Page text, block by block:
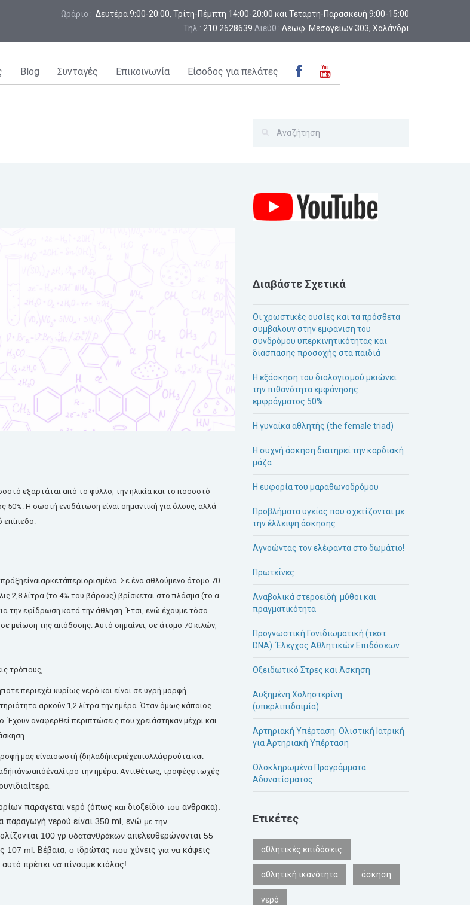
Ωράριο : Δευτέρα 9:00-20:00, Τρίτη-Πέμπτη 14:00-20:00 και Τετάρτη-Παρασκευή 9:00-15:00
Τηλ.: 210 2628639 Διεύθ.: Λεωφ. Μεσογείων 303, Χαλάνδρι
Blog Συνταγές Επικοινωνία Είσοδος για πελάτες
εξαρτάται από το φύλλο, την ηλικία και το ποσοστό
50%. Η σωστή ενυδάτωση είναι σημαντική για όλους, αλλά
επίπεδο.
πράξηείναιαρκετάπεριορισμένα. Σε ένα αθλούμενο άτομο 70
2,8 λίτρα (το 4% του βάρους) βρίσκεται στοπλάσμα (το α-
την εφίδρωση κατά την άθληση. Έτσι, ενώ έχουμε τόσο
σε μείωση της απόδοσης. Αυτό σημαίνει, σε άτομο 70 κιλών,
τρόπους,
περιεχέι κυρίως νερό και είναι σε υγρή μορφή.
αρκούν 1,2 λίτρα την ημέρα. Όταν όμως κάποιος
Έχουν αναφερθεί περιπτώσειςπου χρειάστηκαν μέχρι και
μας είναισωστή (δηλαδήπεριέχειπολλάφρούτα και
πάνωαπόέναλίτρο την ημέρα. Αντιθέτως, τροφέςφτωχές
ιδιαίτερα.
παράγεται νερό (όπως και διοξείδιο του άνθρακα).
παραγωγή νερού είναι 350 ml , ενώ με την
100 γρ υδατανθράκων απελευθερώνονται 55
107 ml. Βέβαια, ο ιδρώτας που χύνεις για να κάψεις
αυτό πρέπει να πίνουμε κιόλας!
Διαβάστε Σχετικά
Οι χρωστικές ουσίες και τα πρόσθετα
συμβάλουν στην εμφάνιση του
συνδρόμου υπερκινητικότητας και
διάσπασης προσοχής στα παιδιά
Η εξάσκηση του διαλογισμού μειώνει
την πιθανότητα εμφάνησης
εμφράγματος 50%
Η γυναίκα αθλητής (the female triad)
Η συχνή άσκηση διατηρεί την καρδιακή
μάζα
Η ευφορία του μαραθωνοδρόμου
Προβλήματα υγείας που σχετίζονται με
την έλλειψη άσκησης
Αγνοώντας τον ελέφαντα στο δωμάτιο!
Πρωτεΐνες
Αναβολικά στεροειδή: μύθοι και
πραγματικότητα
Προγνωστική Γονιδιωματική (τεστ
DNA): Έλεγχος Αθλητικών Επιδόσεων
Οξειδωτικό Στρες και Άσκηση
Αυξημένη Χοληστερίνη
(υπερλιπιδαιμία)
Αρτηριακή Υπέρταση: Ολιστική Ιατρική
για Αρτηριακή Υπέρταση
Ολοκληρωμένα Προγράμματα
Αδυνατίσματος
Ετικέτες
αθλητικές επιδόσεις
αθλητική ικανότητα άσκηση
νερό